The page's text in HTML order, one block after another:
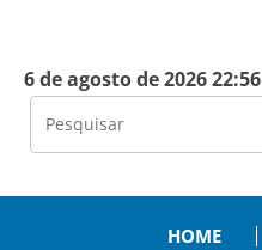
6 de agosto de 2026 22:56
HOME